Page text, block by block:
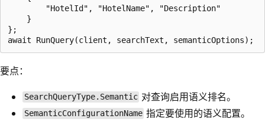
        "HotelId", "HotelName", "Description"
    }
};
要点：
SearchQueryType.Semantic 对查询启用语义排名。
SemanticConfigurationName 指定要使用的语义配置。